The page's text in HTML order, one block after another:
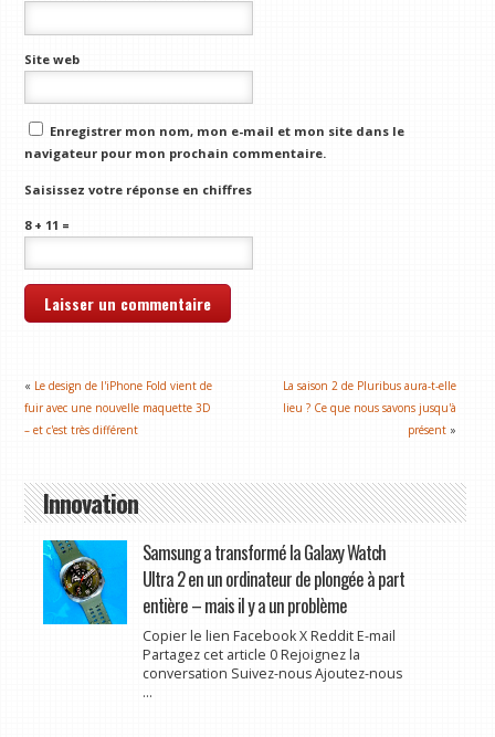
Site web
Enregistrer mon nom, mon e-mail et mon site dans le
navigateur pour mon prochain commentaire.
Saisissez votre réponse en chiffres
8 + 11 =
« Le design de l'iPhone Fold vient de
fuir avec une nouvelle maquette 3D
– et c'est très différent
La saison 2 de Pluribus aura-t-elle
lieu ? Ce que nous savons jusqu'à
présent »
Innovation
Samsung a transformé la Galaxy Watch
Ultra 2 en un ordinateur de plongée à part
entière – mais il y a un problème
Copier le lien Facebook X Reddit E-mail
Partagez cet article 0 Rejoignez la
conversation Suivez-nous Ajoutez-nous
...